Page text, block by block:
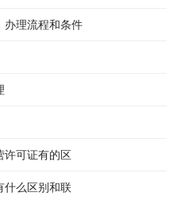
办理流程和条件
许可证有的区
什么区别和联